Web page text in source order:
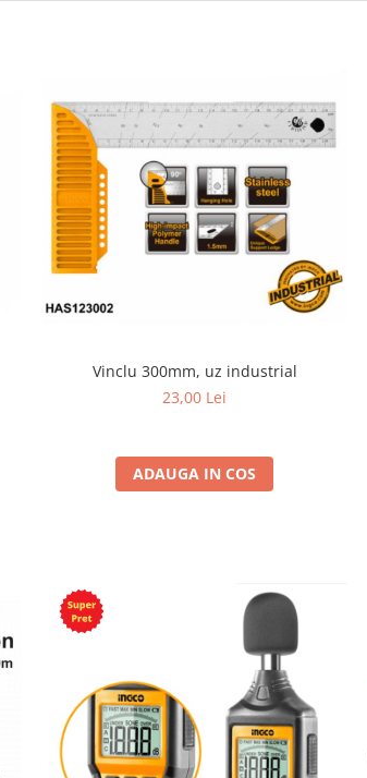
Vinclu 300mm, uz industrial
23,00 Lei
ADAUGA IN COS